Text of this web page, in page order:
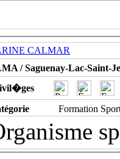
CALMAR
/ Saguenay-Lac-Saint-
Formation